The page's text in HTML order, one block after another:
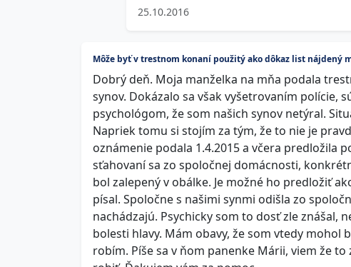
25.10.2016
Môže byť v trestnom konaní použitý ako dôkaz list nájdený
Dobrý deň. Moja manželka na mňa podala
synov. Dokázalo sa však vyšetrovaním polície,
psychológom, že som našich synov netýral.
Napriek tomu si stojím za tým, že to nie je
oznámenie podala 1.4.2015 a včera predložila
sťahovaní sa zo spoločnej domácnosti,
bol zalepený v obálke. Je možné ho predložiť
písal. Spoločne s našimi synmi odišla zo
nachádzajú. Psychicky som to dosť zle znášal,
bolesti hlavy. Mám obavy, že som vtedy mohol
robím. Píše sa v ňom panenke Márii, viem že